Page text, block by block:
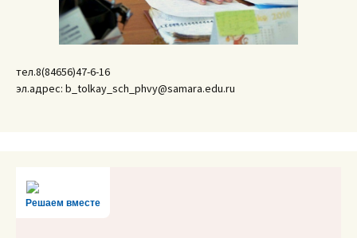
тел.8(84656)47-6-16
эл.адрес: b_tolkay_sch_phvy@samara.edu.ru
Решаем вместе